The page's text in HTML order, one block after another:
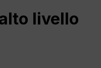
livello